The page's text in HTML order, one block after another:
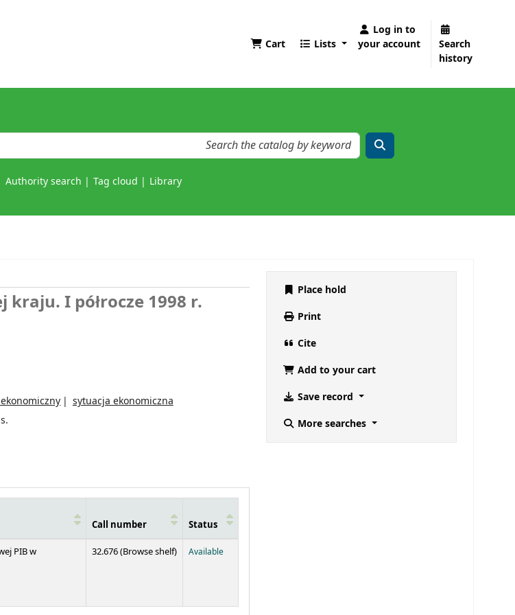
Cart Lists
Log in to
your account
Search
history
Authority search Tag cloud Library
I półrocze 1998 r.
sytuacja ekonomiczna
Call number Status
PIB w
32.676 (Browse shelf(Opens below)
) Available
Place hold
Print
Cite
Add to your cart
Save record
More searches